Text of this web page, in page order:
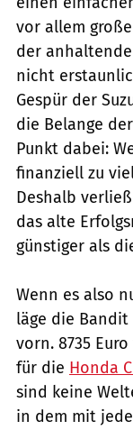
vor allem
der
nicht
Gespür der
die Belange
Punkt dabei:
finanziell zu
Deshalb
das alte
günstiger als
Wenn es also
läge die
vorn. 8735
für die Honda
sind keine
in dem mit